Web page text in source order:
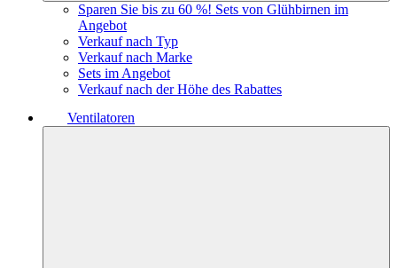
Sparen Sie bis zu 60 %! Sets von Glühbirnen im
Angebot
Verkauf nach Typ
Verkauf nach Marke
Sets im Angebot
Verkauf nach der Höhe des Rabattes
Ventilatoren